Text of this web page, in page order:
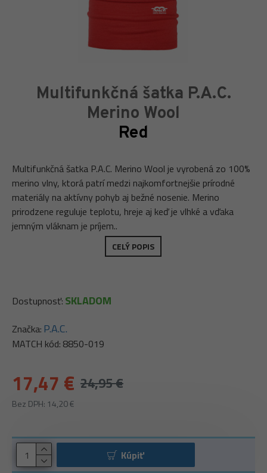
Multifunkčná šatka P.A.C.
Merino Wool
Red
Multifunkčná šatka P.A.C. Merino Wool je vyrobená zo 100%
merino vlny, ktorá patrí medzi najkomfortnejšie prírodné
materiály na aktívny pohyb aj bežné nosenie. Merino
prirodzene reguluje teplotu, hreje aj keď je vlhké a vďaka
jemným vláknam je príjem..
CELÝ POPIS
17,47 € 24,95 €
Bez DPH: 14,20 €
Dostupnosť: SKLADOM
Značka: P.A.C.
MATCH kód: 8850-019
Kúpiť